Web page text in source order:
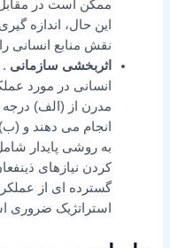
ممکن است در مقابل
این حال، اندازه
نقش منابع انسانی
اثربخشی سازمانی
انسانی در مورد
مدرن از (الف) درجه
انجام می دهند و (ب)
به روشی پایدار
کردن نیازهای
گسترده ای از
استراتژیک ضروری